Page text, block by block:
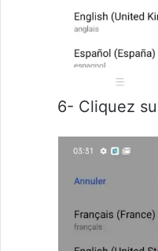
6- Cliquez